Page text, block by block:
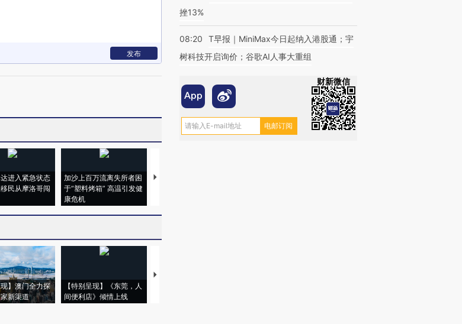
发布
进入紧急状态
民从摩洛哥闯
加沙上百万流离失所者困
于“塑料烤箱” 高温引发健
康危机
马航飞行员跨国走私7万
】澳门全力探
新渠道
【特别呈现】《东莞，人
间便利店》倾情上线
【推广】走进第四届链博
挫13%
08:20
T早报｜MiniMax今日起纳入港股通；宇
树科技开启询价；谷歌AI人事大重组
财新微信